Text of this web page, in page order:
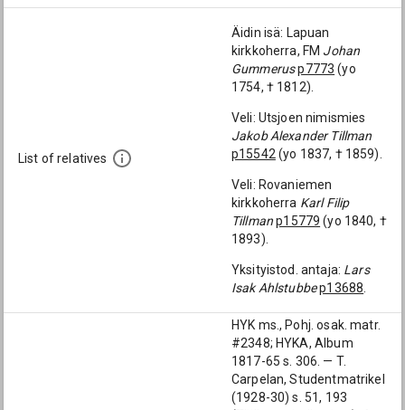
List of relatives
Äidin isä: Lapuan
kirkkoherra, FM Johan
Gummerusp7773 (yo
1754, † 1812).
Veli: Utsjoen nimismies
Jakob Alexander Tillman
p15542 (yo 1837, † 1859).
Veli: Rovaniemen
kirkkoherra Karl Filip
Tillman p15779 (yo 1840, †
1893).
Yksityistod. antaja: Lars
Isak Ahlstubbep13688
HYK ms., Pohj. osak. matr.
#2348; HYKA, Album
1817-65 s. 306. — T.
Carpelan, Studentmatrikel
(1928-30) s. 51, 193